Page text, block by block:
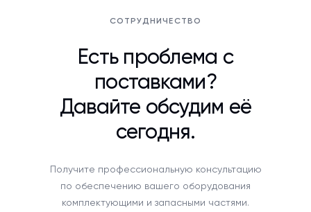
СОТРУДНИЧЕСТВО
Есть проблема с
поставками?
Давайте обсудим её
сегодня.
Получите профессиональную консультацию
по обеспечению вашего оборудования
комплектующими и запасными частями.